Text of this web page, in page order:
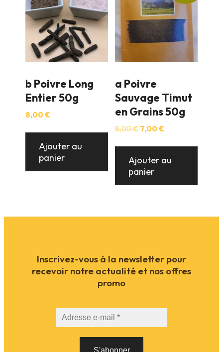
b Poivre Long
Entier 50g
8,00€
Ajouter au
panier
a Poivre
Sauvage Timut
en Grains 50g
8,00€ Le
initial
était :
8,00 €.
7,00€Le
actuel
est :
7,00 €.
Ajouter au
panier
Inscrivez-vous à la newsletter pour
recevoir notre actualité et nos offres
promo